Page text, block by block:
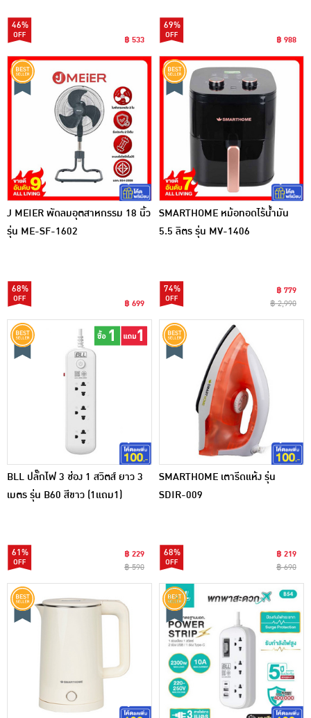
46%
฿ 533
69%
฿ 988
J MEIER พัดลมอุตสาหกรรม 18 นิ้ว
รุ่น ME-SF-1602
68%
฿ 699
SMARTHOME หม้อทอดไร้น้ำมัน
5.5 ลิตร รุ่น MV-1406
74%
฿ 779
฿ 2,990
BLL ปลั๊กไฟ 3 ช่อง 1 สวิตส์ ยาว 3
เมตร รุ่น B60 สีขาว (1แถม1)
61%
฿ 229
฿ 590
SMARTHOME เตารีดแห้ง รุ่น
SDIR-009
68%
฿ 219
฿ 690